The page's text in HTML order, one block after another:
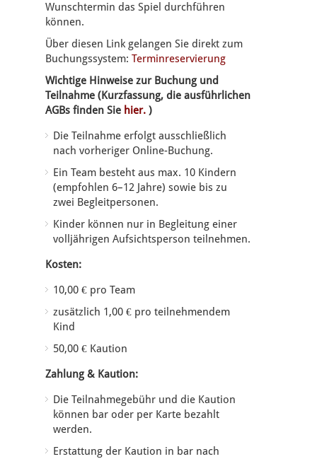
Wunschtermin das Spiel durchführen
können.
Über diesen Link gelangen Sie direkt zum
Buchungssystem: Terminreservierung
Wichtige Hinweise zur Buchung und
Teilnahme (Kurzfassung, die ausführlichen
AGBs finden Sie hier. )
Die Teilnahme erfolgt ausschließlich
nach vorheriger Online-Buchung.
Ein Team besteht aus max. 10 Kindern
(empfohlen 6–12 Jahre) sowie bis zu
zwei Begleitpersonen.
Kinder können nur in Begleitung einer
volljährigen Aufsichtsperson teilnehmen.
Kosten:
10,00 € pro Team
zusätzlich 1,00 € pro teilnehmendem
Kind
50,00 € Kaution
Zahlung & Kaution:
Die Teilnahmegebühr und die Kaution
können bar oder per Karte bezahlt
werden.
Erstattung der Kaution in bar nach